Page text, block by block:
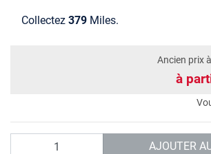
Collectez 379 Miles.
Ancien prix
à
AJOUTER